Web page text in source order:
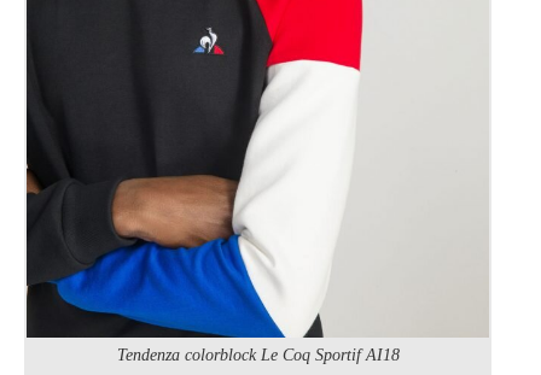
Tendenza colorblock Le Coq Sportif AI18